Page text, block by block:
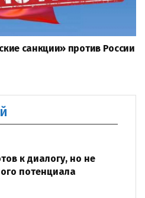
санкции» против России
к диалогу, но не
потенциала